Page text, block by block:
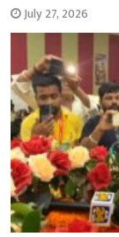
July 27, 2026